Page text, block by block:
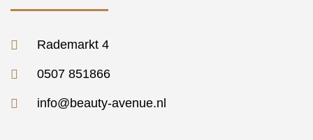
Rademarkt 4
0507 851866
info@beauty-avenue.nl